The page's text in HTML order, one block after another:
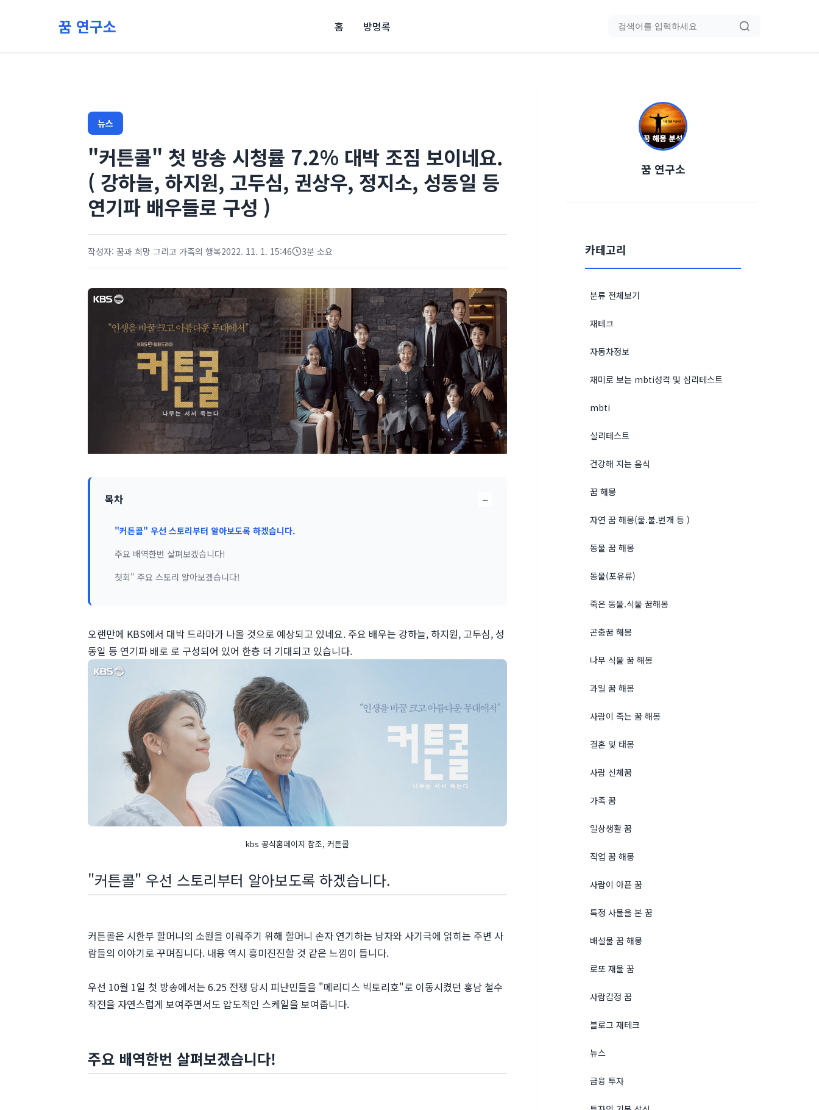
꿈 연구소 홈 방명록 블로그 검색
뉴스
"커튼콜" 첫 방송 시청률 7.2% 대박 조짐 보이네요.
( 강하늘, 하지원, 고두심, 권상우, 정지소, 성동일 등
연기파 배우들로 구성 )
작성자: 꿈과 희망 그리고 가족의 행복2022. 11. 1. 15:46 3분 소요
목차 −
"커튼콜" 우선 스토리부터 알아보도록 하겠습니다.
주요 배역한번 살펴보겠습니다!
첫회" 주요 스토리 알아보겠습니다!
오랜만에 KBS에서 대박 드라마가 나올 것으로 예상되고 있네요. 주요 배우는 강하늘, 하지원, 고두심, 성
동일 등 연기파 배로 로 구성되어 있어 한층 더 기대되고 있습니다.
kbs 공식홈페이지 참조, 커튼콜
"커튼콜" 우선 스토리부터 알아보도록 하겠습니다.
커튼콜은 시한부 할머니의 소원을 이뤄주기 위해 할머니 손자 연기하는 남자와 사기극에 얽히는 주변 사
람들의 이야기로 꾸며집니다. 내용 역시 흥미진진할 것 같은 느낌이 듭니다.
우선 10월 1일 첫 방송에서는 6.25 전쟁 당시 피난민들을 "메리디스 빅토리호"로 이동시켰던 홍남 철수
작전을 자연스럽게 보여주면서도 압도적인 스케일을 보여줍니다.
주요 배역한번 살펴보겠습니다!
꿈 연구소
카테고리
분류 전체보기
재테크
자동차정보
재미로 보는 mbti성격 및 심리테스트
mbti
실리테스트
건강해 지는 음식
꿈 해몽
자연 꿈 해몽(물.불.번개 등 )
동물 꿈 해몽
동물(포유류)
죽은 동물.식물 꿈해몽
곤충꿈 해몽
나무 식물 꿈 해몽
과일 꿈 해몽
사람이 죽는 꿈 해몽
결혼 및 태몽
사람 신체꿈
가족 꿈
일상생활 꿈
직업 꿈 해몽
사람이 아픈 꿈
특정 사물을 본 꿈
배설물 꿈 해몽
로또 재물 꿈
사람감정 꿈
블로그 재테크
뉴스
금융 투자